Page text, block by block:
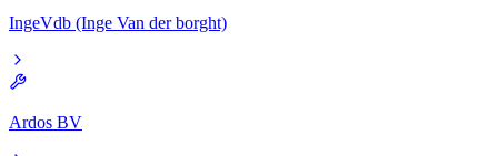
IngeVdb (Inge Van der borght)
Ardos BV